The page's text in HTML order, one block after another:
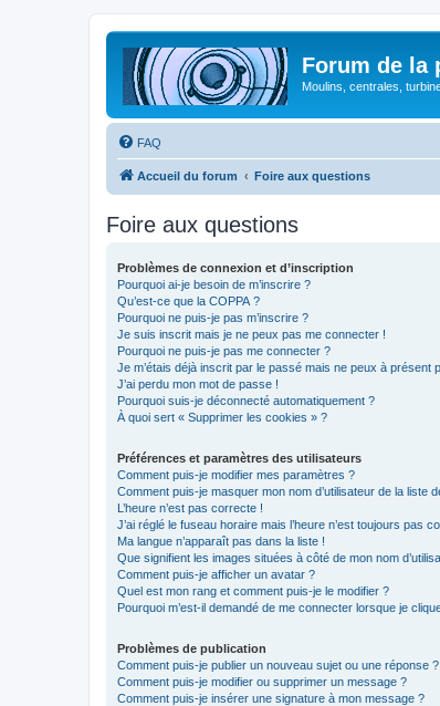
Forum de la
Moulins, centrales,
FAQ
Accueil du forum Foire aux questions
Foire aux questions
Problèmes de connexion et d’inscription
Pourquoi ai-je besoin de m’inscrire ?
Qu’est-ce que la COPPA ?
Pourquoi ne puis-je pas m’inscrire ?
Je suis inscrit mais je ne peux pas me connecter !
Pourquoi ne puis-je pas me connecter ?
Je m’étais déjà inscrit par le passé mais ne peux à présent
J’ai perdu mon mot de passe !
Pourquoi suis-je déconnecté automatiquement ?
À quoi sert « Supprimer les cookies » ?
Préférences et paramètres des utilisateurs
Comment puis-je modifier mes paramètres ?
Comment puis-je masquer mon nom d’utilisateur de la liste
L’heure n’est pas correcte !
J’ai réglé le fuseau horaire mais l’heure n’est toujours pas
Ma langue n’apparaît pas dans la liste !
Que signifient les images situées à côté de mon nom
Comment puis-je afficher un avatar ?
Quel est mon rang et comment puis-je le modifier ?
Pourquoi m’est-il demandé de me connecter lorsque je
Problèmes de publication
Comment puis-je publier un nouveau sujet ou une réponse ?
Comment puis-je modifier ou supprimer un message ?
Comment puis-je insérer une signature à mon message ?